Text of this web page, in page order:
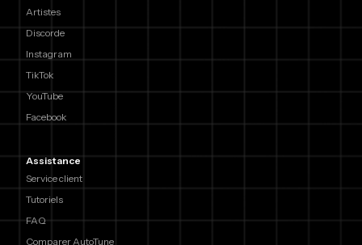
Artistes
Discorde
Instagram
TikTok
YouTube
Facebook
Assistance
Service client
Tutoriels
FAQ
Comparer AutoTune